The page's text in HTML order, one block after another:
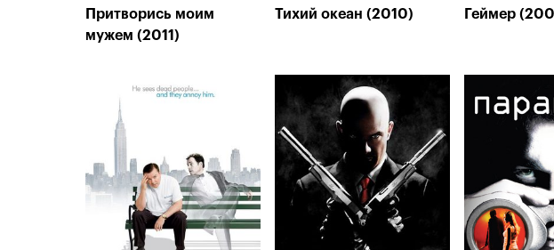
Притворись моим
мужем (2011)
Тихий океан (2010) Геймер